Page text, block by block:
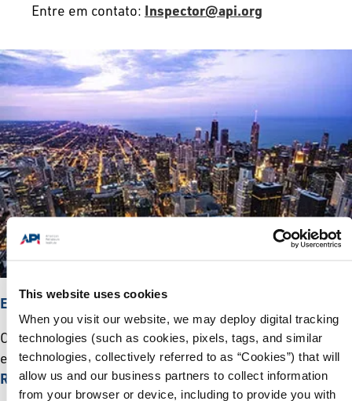
This website uses cookies
When you visit our website, we may deploy digital tracking
technologies (such as cookies, pixels, tags, and similar
technologies, collectively referred to as “Cookies”) that will
allow us and our business partners to collect information
from your browser or device, including to provide you with
Entre em contato: Inspector@api.org
Eventos
O API promove uma série de eventos todo ano que
engloba todos os segmentos do setor. Entre em contato:
Registrar@api.org